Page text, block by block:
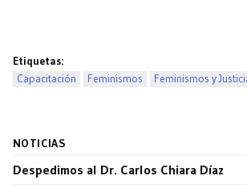
Etiquetas:
Capacitación
Feminismos Feminismos y
NOTICIAS
Despedimos al Dr. Carlos Chiara Díaz